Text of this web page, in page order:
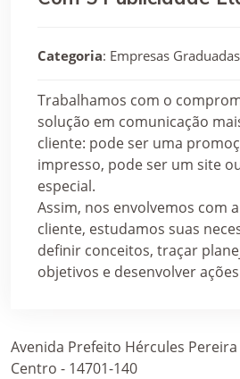
Categoria: Empresas Graduadas
Trabalhamos com o
solução em comunicação
cliente: pode ser uma
impresso, pode ser um site
especial.
Assim, nos envolvemos com
cliente, estudamos suas
definir conceitos, traçar
objetivos e desenvolver
Avenida Prefeito Hércules
Centro - 14701-140